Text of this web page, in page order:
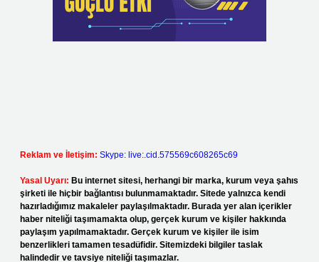
Reklam ve İletişim: Skype: live:.cid.575569c608265c69
Yasal Uyarı: Bu internet sitesi, herhangi bir marka, kurum veya şahıs
şirketi ile hiçbir bağlantısı bulunmamaktadır. Sitede yalnızca kendi
hazırladığımız makaleler paylaşılmaktadır. Burada yer alan içerikler
haber niteliği taşımamakta olup, gerçek kurum ve kişiler hakkında
paylaşım yapılmamaktadır. Gerçek kurum ve kişiler ile isim
benzerlikleri tamamen tesadüfidir. Sitemizdeki bilgiler taslak
halindedir ve tavsiye niteliği taşımazlar.